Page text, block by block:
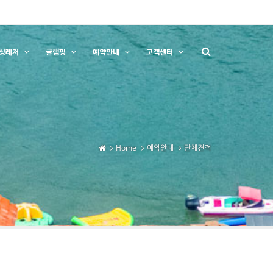
레저 글램핑 예약안내 고객센터
Home 예약안내 단체견적